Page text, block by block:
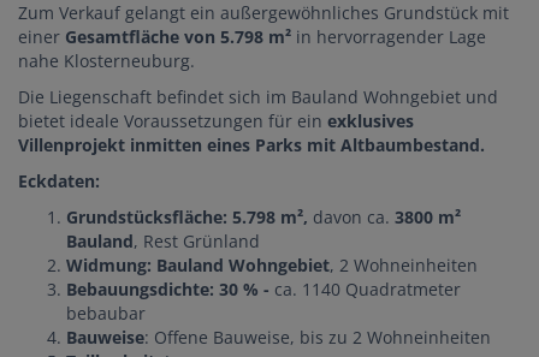
Zum Verkauf gelangt ein außergewöhnliches Grundstück mit
einer Gesamtfläche von 5.798 m² in hervorragender Lage
nahe Klosterneuburg.
Die Liegenschaft befindet sich im Bauland Wohngebiet und
bietet ideale Voraussetzungen für ein exklusives
Villenprojekt inmitten eines Parks mit Altbaumbestand.
Eckdaten:
Grundstücksfläche: 5.798 m², davon ca. 3800 m²
Bauland, Rest Grünland
Widmung: Bauland Wohngebiet, 2 Wohneinheiten
Bebauungsdichte: 30 % - ca. 1140 Quadratmeter
bebaubar
Bauweise: Offene Bauweise, bis zu 2 Wohneinheiten